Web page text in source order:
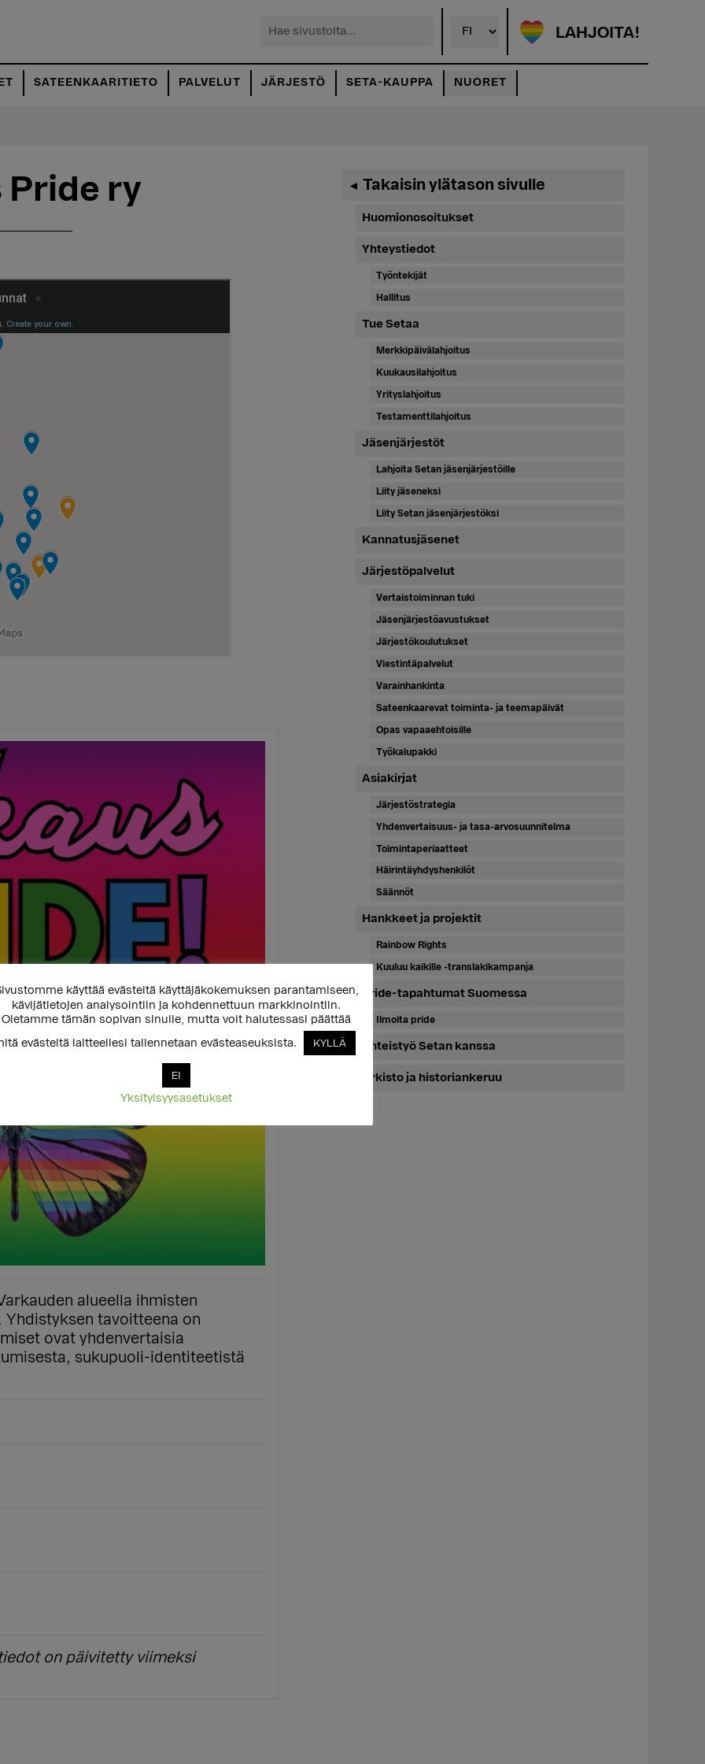
LAHJOITA!
Hae
SATEENKAARITIETO PALVELUT JÄRJESTÖ SETA-KAUPPA NUORET
Pride ry
alueella ihmisten
tavoitteena on
ovat yhdenvertaisia
sukupuoli-identiteetistä
on päivitetty viimeksi
Ensisijainen
sivupalkki
◄ Takaisin ylätason sivulle
Huomionosoitukset
Yhteystiedot
Työntekijät
Hallitus
Tue Setaa
Merkkipäivälahjoitus
Kuukausilahjoitus
Yrityslahjoitus
Testamenttilahjoitus
Jäsenjärjestöt
Lahjoita Setan jäsenjärjestöille
Liity jäseneksi
Liity Setan jäsenjärjestöksi
Kannatusjäsenet
Järjestöpalvelut
Vertaistoiminnan tuki
Jäsenjärjestöavustukset
Järjestökoulutukset
Viestintäpalvelut
Varainhankinta
Sateenkaarevat toiminta- ja teemapäivät
Opas vapaaehtoisille
Työkalupakki
Asiakirjat
Järjestöstrategia
Yhdenvertaisuus- ja tasa-arvosuunnitelma
Toimintaperiaatteet
Häirintäyhdyshenkilöt
Säännöt
Hankkeet ja projektit
Rainbow Rights
Kuuluu kaikille -translakikampanja
Pride-tapahtumat Suomessa
Ilmoita pride
Yhteistyö Setan kanssa
Arkisto ja historiankeruu
käyttää evästeitä käyttäjäkokemuksen parantamiseen,
kävijätietojen analysointiin ja kohdennettuun markkinointiin.
Oletamme tämän sopivan sinulle, mutta voit halutessasi päättää
evästeitä laitteellesi tallennetaan evästeaseuksista.
KYLLÄ
EI
Yksityisyysasetukset